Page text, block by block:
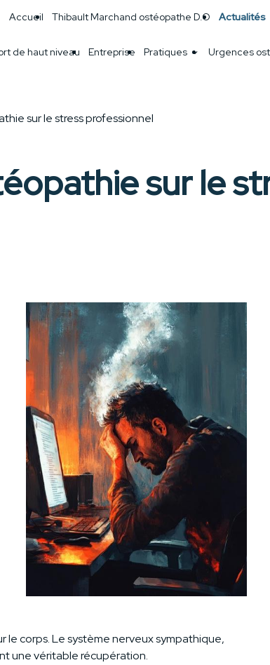
Accueil Thibault Marchand ostéopathe D.O Actualités
de haut niveau Entreprise Pratiques Urgences
sur le stress professionnel
sur le
le corps. Le système nerveux sympathique,
une véritable récupération.